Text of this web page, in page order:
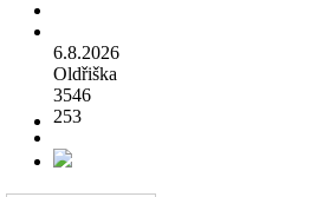
6.8.2026
Oldřiška
3546
253